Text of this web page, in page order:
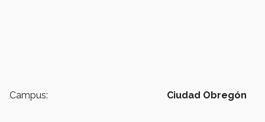
Campus: Ciudad Obregón